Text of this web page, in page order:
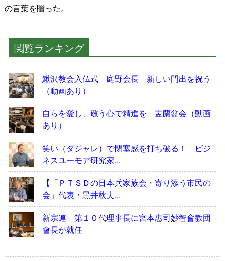
の言葉を贈った。
閲覧ランキング
鰍沢教会入仏式 庭野会長 新しい門出を祝う
（動画あり）
自らを愛し、敬う心で精進を 盂蘭盆会（動画
あり）
笑い（ダジャレ）で閉塞感を打ち破る！ ビジ
ネスユーモア研究家...
【「ＰＴＳＤの日本兵家族会・寄り添う市民の
会」代表・黒井秋夫...
新宗連 第１０代理事長に宮本惠司妙智會教団
會長が就任